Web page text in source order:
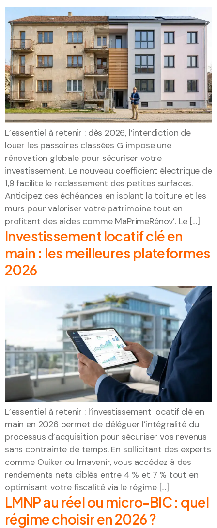
L’essentiel à retenir : dès 2026, l’interdiction de
louer les passoires classées G impose une
rénovation globale pour sécuriser votre
investissement. Le nouveau coefficient électrique de
1,9 facilite le reclassement des petites surfaces.
Anticipez ces échéances en isolant la toiture et les
murs pour valoriser votre patrimoine tout en
profitant des aides comme MaPrimeRénov’. Le […]
Investissement locatif clé en
main : les meilleures plateformes
2026
L’essentiel à retenir : l’investissement locatif clé en
main en 2026 permet de déléguer l’intégralité du
processus d’acquisition pour sécuriser vos revenus
sans contrainte de temps. En sollicitant des experts
comme Ouiker ou Imavenir, vous accédez à des
rendements nets ciblés entre 4 % et 7 % tout en
optimisant votre fiscalité via le régime […]
LMNP au réel ou micro-BIC : quel
régime choisir en 2026 ?